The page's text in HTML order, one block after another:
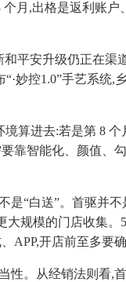
月,出格是返利账
安升级仍正在渠
妙控1.0”手艺系统,
进去:若是第 8 个
靠智能化、颜值、
“白送”。首驱并
规模的门店收集
APP,开店前至多要
。从经销法则看,